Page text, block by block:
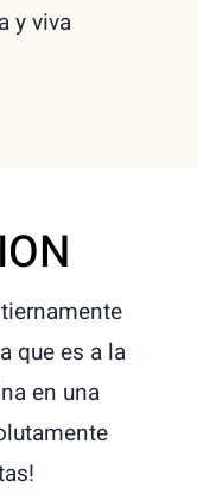
y viva
que es a la
en una